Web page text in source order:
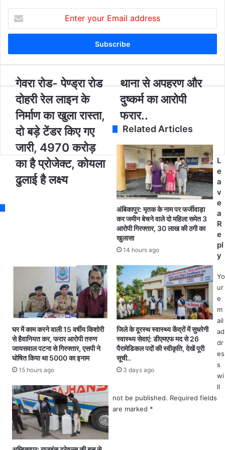
t
r
y
u
गे
रा
रो
-
पे
ण्ड्रा
रो
ड
दो
का
ला
रा
स्ता
,
ब
ड़े
टें
ड
र
कि
गेवरा रोड- पेण्ड्रा रोड
दोहरी रेल लाइन के
निर्माण का खुला रास्ता,
दो बड़े टेंडर किए गए
जारी, 4970 करोड़
का है प्रोजेक्ट, कोयला
ढुलाई है लक्ष्य
था
से
अ
र
औ
र
दु
ष्क
र्म
का
आ
रो
पी
रा
र
.
.
थाना से अपहरण और
दुष्कर्म का आरोपी
फरार..
Related Articles
अंबिकापुर: मृतक के नाम पर फर्जीवाड़ा
कर जमीन बेचने वाले दो महिला समेत 3
आरोपी गिरफ्तार, 30 लाख की ठगी का
खुलासा
14 hours ago
घर में काम करने वाली 15 वर्षीय किशोरी
से हैवानियत कर, फरार आरोपी तरुण
जायसवाल पटना से गिरफ्तार, एसपी ने
घोषित किया था 5000 का इनाम
15 hours ago
जिले के दूरस्थ स्वास्थ्य केंद्रों में सुधरेगी
स्वास्थ्य सेवाएं: डीएमएफ मद से 26
पैरामेडिकल पदों की स्वीकृति, देखें पूरी
सूची..
3 days ago
L
e
a
v
e
a
R
e
pl
y
Yo
ur
e
m
ail
ad
dr
es
s
wi
ll
not be published. Required fields
are marked *